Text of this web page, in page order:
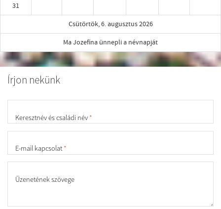
31
Csütörtök, 6. augusztus 2026
Ma Jozefína ünnepli a névnapját
Írjon nekünk
Keresztnév és családi név *
E-mail kapcsolat*
Üzenetének szövege